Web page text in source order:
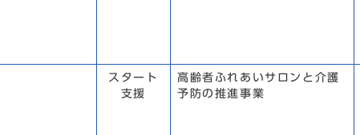
スタート
支援
高齢者ふれあいサロンと介護
予防の推進事業